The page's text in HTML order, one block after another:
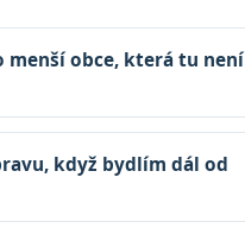
menší obce, která tu není
když bydlím dál od